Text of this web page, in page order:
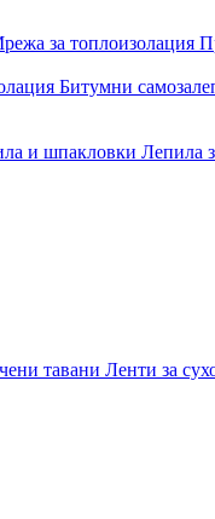
за топлоизолация
Битумни
и шпакловки Лепила
тавани Ленти за